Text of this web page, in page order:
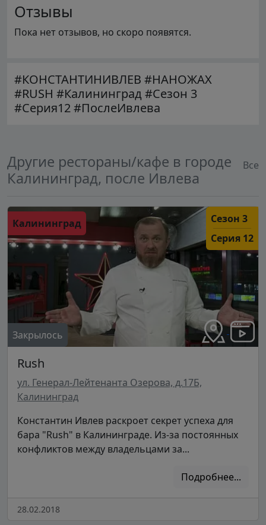
Отзывы
Пока нет отзывов, но скоро появятся.
#КОНСТАНТИНИВЛЕВ #НАНОЖАХ
#RUSH #Калининград #Сезон 3
#Серия12 #ПослеИвлева
Все
Другие рестораны/кафе в городе
Калининград, после Ивлева
Калининград
Сезон 3
Серия 12
Закрылось
Rush
ул. Генерал-Лейтенанта Озерова, д.17Б,
Калининград
Константин Ивлев раскроет секрет успеха для
бара "Rush" в Калининграде. Из-за постоянных
конфликтов между владельцами за...
Подробнее...
28.02.2018